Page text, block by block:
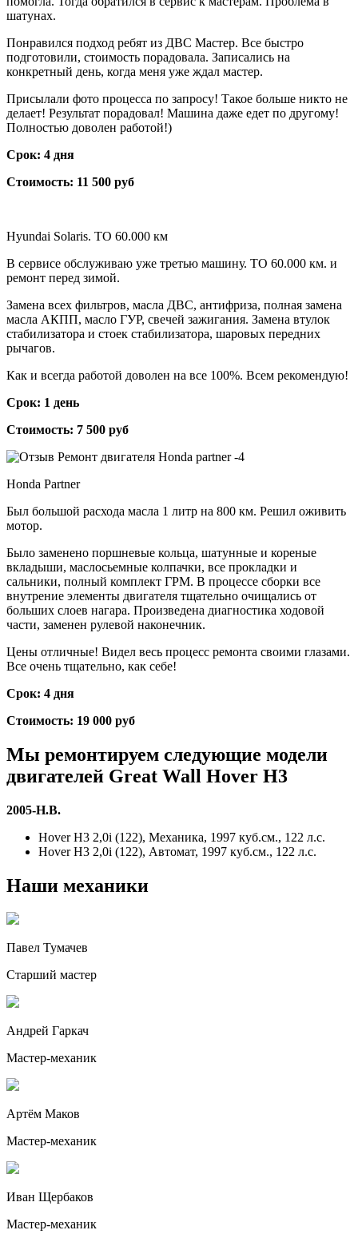
шатунах.
Понравился подход ребят из ДВС Мастер. Все быстро
подготовили, стоимость порадовала. Записались на
конкретный день, когда меня уже ждал мастер.
Присылали фото процесса по запросу! Такое больше никто не
делает! Результат порадовал! Машина даже едет по другому!
Полностью доволен работой!)
Срок: 4 дня
Стоимость: 11 500 руб
Hyundai Solaris. ТО 60.000 км
В сервисе обслуживаю уже третью машину. ТО 60.000 км. и
ремонт перед зимой.
Замена всех фильтров, масла ДВС, антифриза, полная замена
масла АКПП, масло ГУР, свечей зажигания. Замена втулок
стабилизатора и стоек стабилизатора, шаровых передних
рычагов.
Как и всегда работой доволен на все 100%. Всем рекомендую!
Срок: 1 день
Стоимость: 7 500 руб
Honda Partner
Был большой расхода масла 1 литр на 800 км. Решил оживить
мотор.
Было заменено поршневые кольца, шатунные и кореные
вкладыши, маслосьемные колпачки, все прокладки и
сальники, полный комплект ГРМ. В процессе сборки все
внутрение элементы двигателя тщательно очищались от
больших слоев нагара. Произведена диагностика ходовой
части, заменен рулевой наконечник.
Цены отличные! Видел весь процесс ремонта своими глазами.
Все очень тщательно, как себе!
Срок: 4 дня
Стоимость: 19 000 руб
Мы ремонтируем следующие модели
двигателей Great Wall Hover H3
2005-Н.В.
Hover H3 2,0i (122), Механика, 1997 куб.см., 122 л.с.
Hover H3 2,0i (122), Автомат, 1997 куб.см., 122 л.с.
Наши механики
Павел Тумачев
Старший мастер
Андрей Гаркач
Мастер-механик
Артём Маков
Мастер-механик
Иван Щербаков
Мастер-механик